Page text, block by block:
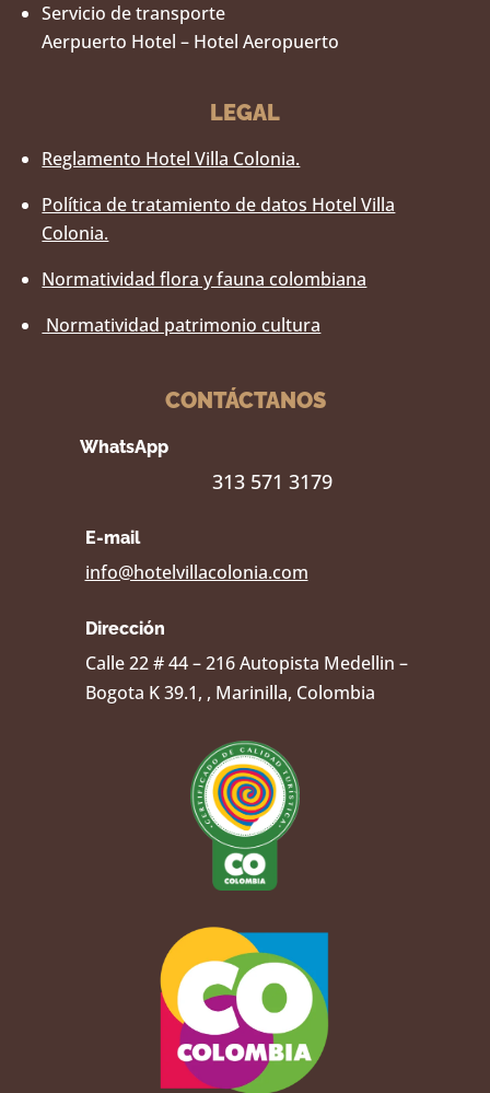
Servicio de transporte
Aerpuerto Hotel – Hotel Aeropuerto
LEGAL
Reglamento Hotel Villa Colonia.
Política de tratamiento de datos Hotel Villa
Colonia.
Normatividad flora y fauna colombiana
Normatividad patrimonio cultura
CONTÁCTANOS
WhatsApp
313 571 3179
E-mail
info@hotelvillacolonia.com
Dirección
Calle 22 # 44 – 216 Autopista Medellin –
Bogota K 39.1, , Marinilla, Colombia